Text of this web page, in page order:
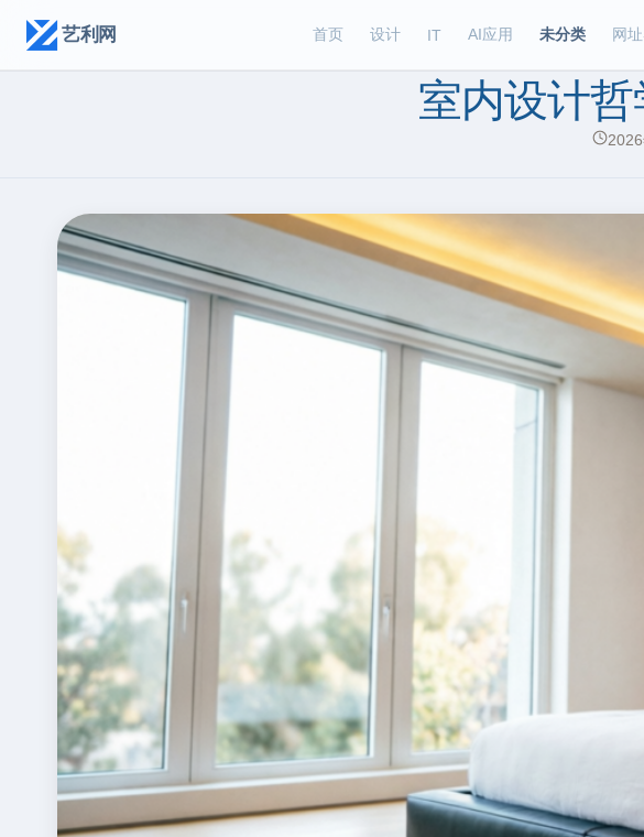
艺利网 首页 设计 IT AI应用 未分类 网
室内设计